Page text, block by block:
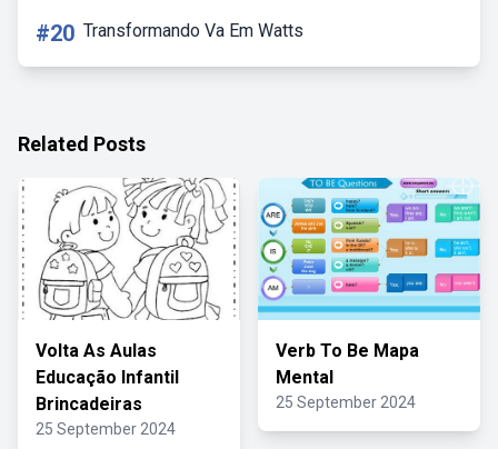
#20 Transformando Va Em Watts
Related Posts
Volta As Aulas
Educação Infantil
Brincadeiras
25 September 2024
Verb To Be Mapa
Mental
25 September 2024